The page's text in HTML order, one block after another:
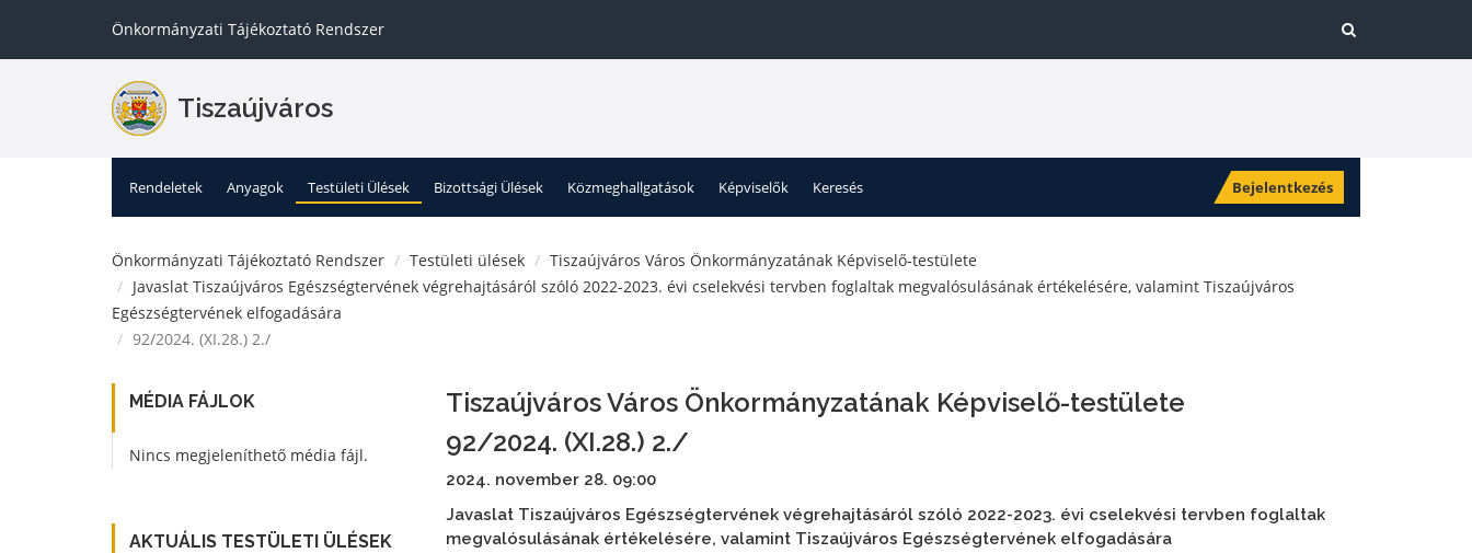
Önkormányzati Tájékoztató Rendszer
Tiszaújváros
Rendeletek Anyagok Testületi Ülések Bizottsági Ülések Közmeghallgatások Képviselők Keresés Bejelentkezés
Önkormányzati Tájékoztató Rendszer Testületi ülések
Tiszaújváros Város Önkormányzatának Képviselő-testülete
Javaslat Tiszaújváros Egészségtervének végrehajtásáról szóló 2022-2023. évi cselekvési tervben foglaltak megvalósulásának értékelésére, valamint Tiszaújváros
Egészségtervének elfogadására
92/2024. (XI.28.) 2./
MÉDIA FÁJLOK
Nincs megjeleníthető média fájl.
AKTUÁLIS TESTÜLETI ÜLÉSEK
Tiszaújváros Város Önkormányzatának Képviselő-testülete
92/2024. (XI.28.) 2./
2024. november 28. 09:00
Javaslat Tiszaújváros Egészségtervének végrehajtásáról szóló 2022-2023. évi cselekvési tervben foglaltak
megvalósulásának értékelésére, valamint Tiszaújváros Egészségtervének elfogadására